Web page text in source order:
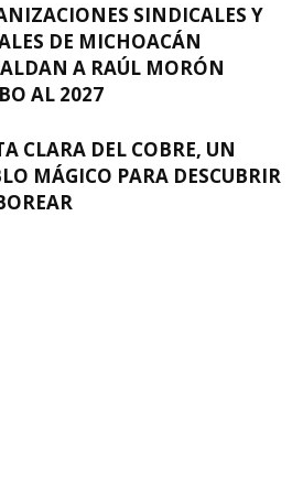
SINDICALES Y
DE MICHOACÁN
A RAÚL MORÓN
AL 2027
CLARA DEL COBRE, UN
MÁGICO PARA DESCUBRIR